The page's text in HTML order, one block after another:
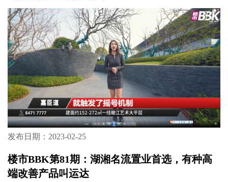
发布日期：2023-02-25
楼市BBK第81期：湖湘名流置业首选，有种高
端改善产品叫运达